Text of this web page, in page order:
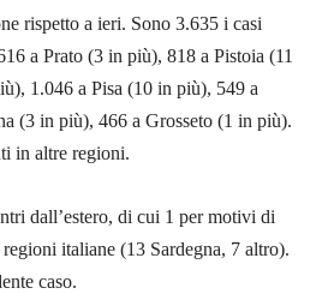
rispetto a ieri. Sono 3.635 i casi
a Prato (3 in più), 818 a Pistoia (11
1.046 a Pisa (10 in più), 549 a
(3 in più), 466 a Grosseto (1 in più).
in altre regioni.
dall’estero, di cui 1 per motivi di
italiane (13 Sardegna, 7 altro).
caso.